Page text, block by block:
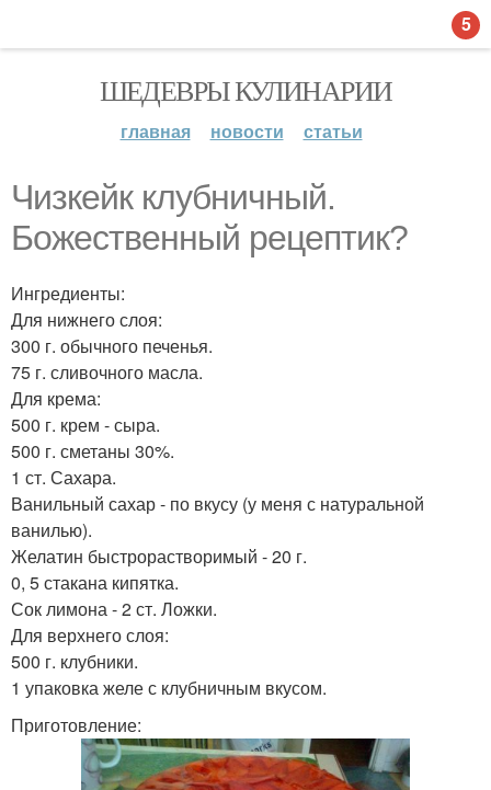
ШЕДЕВРЫ КУЛИНАРИИ
главная новости статьи
Чизкейк клубничный.
Божественный рецептик?
Ингредиенты:
Для нижнего слоя:
300 г. обычного печенья.
75 г. сливочного масла.
Для крема:
500 г. крем - сыра.
500 г. сметаны 30%.
1 ст. Сахара.
Ванильный сахар - по вкусу (у меня с натуральной
ванилью).
Желатин быстрорастворимый - 20 г.
0, 5 стакана кипятка.
Сок лимона - 2 ст. Ложки.
Для верхнего слоя:
500 г. клубники.
1 упаковка желе с клубничным вкусом.
Приготовление:
5